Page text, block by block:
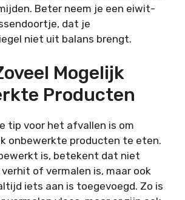
Beter neem je een eiwit-
dat je
niet uit balans brengt.
Mogelijk
Producten
tip voor het afvallen is om
onbewerkte producten te eten.
is, betekent dat niet
of vermalen is, maar ook
iets aan is toegevoegd. Zo is